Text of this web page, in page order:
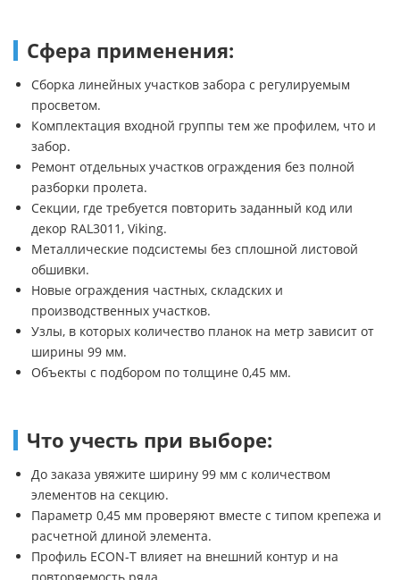
Сфера применения:
Сборка линейных участков забора с регулируемым
просветом.
Комплектация входной группы тем же профилем, что и
забор.
Ремонт отдельных участков ограждения без полной
разборки пролета.
Секции, где требуется повторить заданный код или
декор RAL3011, Viking.
Металлические подсистемы без сплошной листовой
обшивки.
Новые ограждения частных, складских и
производственных участков.
Узлы, в которых количество планок на метр зависит от
ширины 99 мм.
Объекты с подбором по толщине 0,45 мм.
Что учесть при выборе:
До заказа увяжите ширину 99 мм с количеством
элементов на секцию.
Параметр 0,45 мм проверяют вместе с типом крепежа и
расчетной длиной элемента.
Профиль ECON-T влияет на внешний контур и на